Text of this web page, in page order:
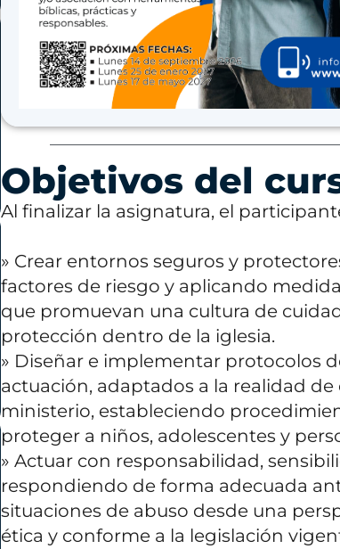
Objetivos del
Al finalizar la asignatura, el
» Crear entornos seguros y
factores de riesgo y aplicando
que promuevan una cultura de
protección dentro de la iglesia.
» Diseñar e implementar protocolos
actuación, adaptados a la realidad de
ministerio, estableciendo
proteger a niños, adolescentes y
» Actuar con responsabilidad,
respondiendo de forma adecuada
situaciones de abuso desde una
ética y conforme a la legislación